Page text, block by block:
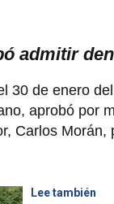
admitir
30 de enero
aprobó por
Carlos
Lee también